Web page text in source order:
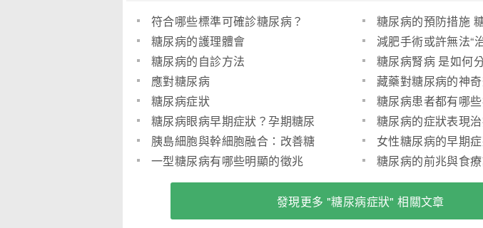
符合哪些標準可確診糖尿病？
糖尿病的預防措施
需注意
糖尿病的護理體會
減肥手術或許無法“
糖尿病的自診方法
糖尿病腎病 是如何
應對糖尿病
藏藥對糖尿病的神
糖尿病症狀
糖尿病患者都有哪
(圖)
糖尿病眼病早期症狀？孕期糖尿
病咋辦？
糖尿病的症狀表現
哪些
胰島細胞與幹細胞融合：改善糖
尿病症狀？
女性糖尿病的早期
一型糖尿病有哪些明顯的徵兆
糖尿病的前兆與食
發現更多 "糖尿病症狀" 相關文章